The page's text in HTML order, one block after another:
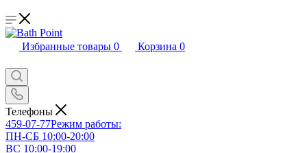
Избранные товары 0 Корзина 0
Телефоны
459-07-77Режим работы:
ПН-СБ 10:00-20:00
ВС 10:00-19:00